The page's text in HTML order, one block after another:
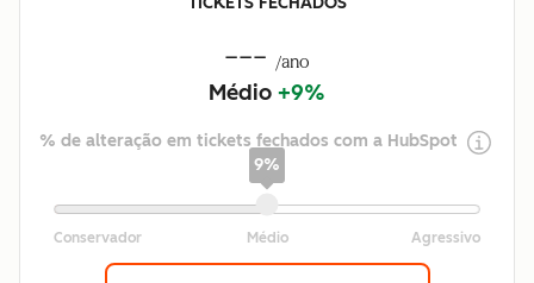
--- /ano
Médio +9%
% de alteração em tickets fechados com a HubSpot
9%